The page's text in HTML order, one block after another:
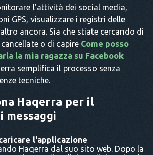
l'attività dei social media,
GPS, visualizzare i registri delle
ancora. Sia che stiate cercando di
o di capire Come posso
la mia ragazza su Facebook
semplifica il processo senza
tecniche.
Haqerra per il
messaggi
l'applicazione
Haqerra dal suo sito web. Dopo la